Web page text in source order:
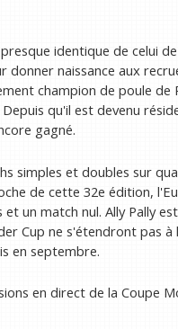
identique de celui
donner naissance aux
champion de poule de
qu'il est devenu
gagné.
simples et doubles sur
de cette 32e édition,
un match nul. Ally Pally
Cup ne s'étendront pas à
en septembre.
en direct de la Coupe